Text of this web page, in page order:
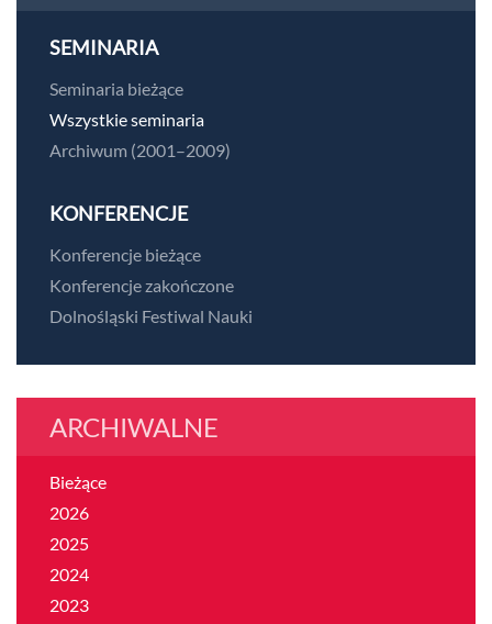
SEMINARIA
Seminaria bieżące
Wszystkie seminaria
Archiwum (2001–2009)
KONFERENCJE
Konferencje bieżące
Konferencje zakończone
Dolnośląski Festiwal Nauki
ARCHIWALNE
Bieżące
2026
2025
2024
2023